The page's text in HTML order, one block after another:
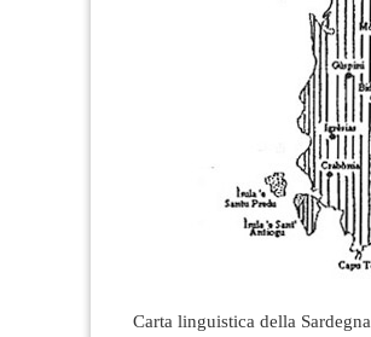
Carta linguistica della Sardegna